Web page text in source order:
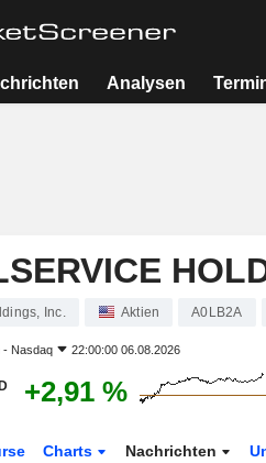
Analysen
Inc. Aktien A0LB2A
- Nasdaq 22:00:00 06.08.2026
+2,91 %
Charts Nachrichten